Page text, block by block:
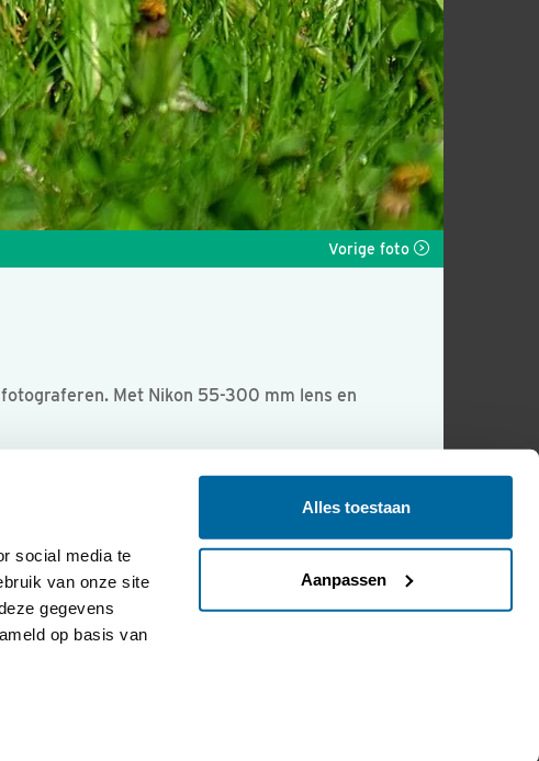
social media te
van onze site
gegevens
op basis van
Alles toestaan
Aanpassen
Vorige foto
Met Nikon 55-300 mm lens en